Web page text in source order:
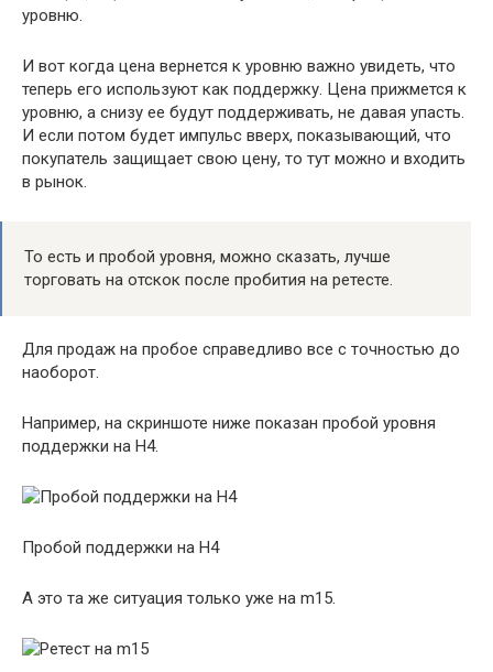
уровню.
И вот когда цена вернется к уровню важно увидеть, что
теперь его используют как поддержку. Цена прижмется к
уровню, а снизу ее будут поддерживать, не давая упасть.
И если потом будет импульс вверх, показывающий, что
покупатель защищает свою цену, то тут можно и входить
в рынок.
То есть и пробой уровня, можно сказать, лучше
торговать на отскок после пробития на ретесте.
Для продаж на пробое справедливо все с точностью до
наоборот.
Например, на скриншоте ниже показан пробой уровня
поддержки на H4.
Пробой поддержки на H4
А это та же ситуация только уже на m15.